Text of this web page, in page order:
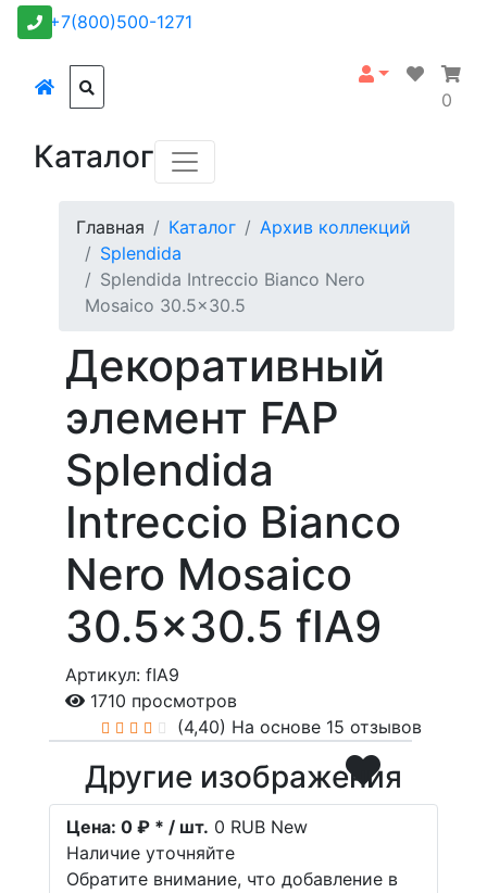
+7(800)500-1271
0
Каталог
Главная Каталог
Архив коллекций
Splendida
Splendida Intreccio Bianco Nero
Mosaico 30.5x30.5
Декоративный
элемент FAP
Splendida
Intreccio Bianco
Nero Mosaico
30.5x30.5 fIA9
Артикул: fIA9
1710 просмотров
(4,40) На основе 15 отзывов
Другие изображения
Цена: 0 ₽ * / шт. 0 RUB New
Наличие уточняйте
Обратите внимание, что добавление в